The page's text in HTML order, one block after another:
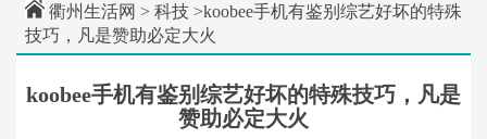
衢州生活网 > 科技 >koobee手机有鉴别综艺好坏的特殊
技巧，凡是赞助必定大火
koobee手机有鉴别综艺好坏的特殊技巧，凡是
赞助必定大火